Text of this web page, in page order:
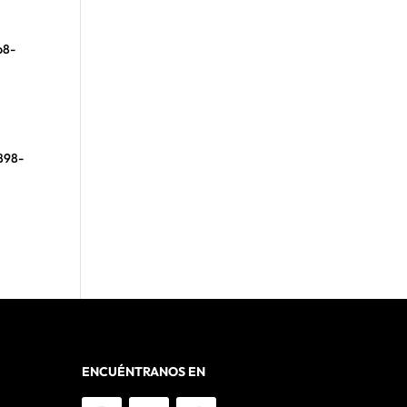
ENCUÉNTRANOS EN